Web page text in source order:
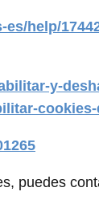
help/
y-
puedes